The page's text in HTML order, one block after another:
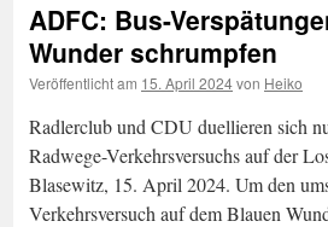
ADFC: Bus-
Wunder schrumpfen
Veröffentlicht am 15. April 2024von Heiko
Radlerclub und CDU duellieren sich
Radwege-Verkehrsversuchs auf der
Blasewitz, 15. April 2024. Um den
Verkehrsversuch auf dem Blauen